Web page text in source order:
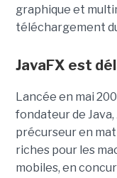
graphique et
téléchargement
JavaFX est
Lancée en mai
fondateur de Java,
précurseur en
riches pour les
mobiles, en